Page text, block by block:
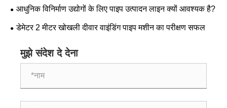
आधुनिक विनिर्माण उद्योगों के लिए पाइप उत्पादन लाइन क्यों आवश्यक है?
डेमेटर 2 मीटर खोखली दीवार वाइंडिंग पाइप मशीन का परीक्षण सफल
मुझे संदेश दे देना